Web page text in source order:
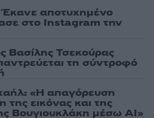
Έκανε αποτυχημένο
στο Instagram την
Βασίλης Τσεκούρας
τη σύντροφό
«Η απαγόρευση
εικόνας και της
Βουγιουκλάκη μέσω AI»